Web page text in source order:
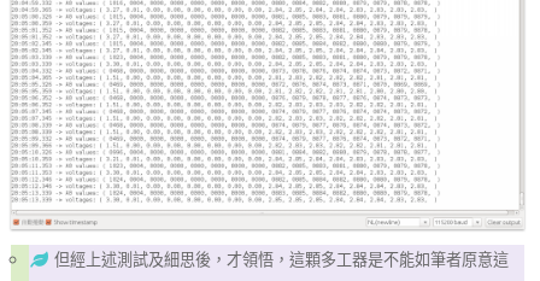
但經上述測試及細思後，才領悟，這顆多工器是不能如筆者原意這